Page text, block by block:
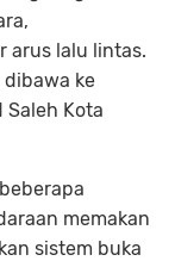
arus lalu lintas.
ke
Saleh Kota
memakan
sistem buka